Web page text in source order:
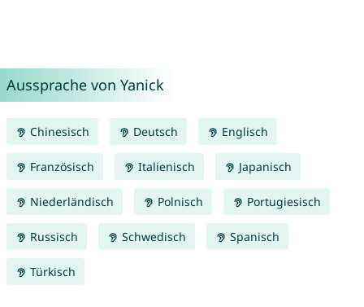
Aussprache von Yanick
Chinesisch Deutsch Englisch
Französisch Italienisch Japanisch
Niederländisch Polnisch Portugiesisch
Russisch Schwedisch Spanisch
Türkisch